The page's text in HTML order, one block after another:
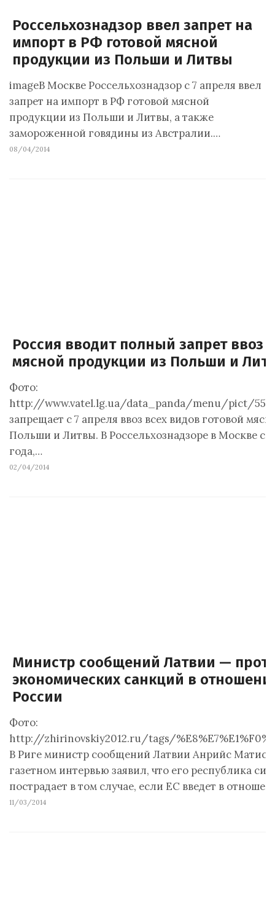
Россельхознадзор ввел запрет на
импорт в РФ готовой мясной
продукции из Польши и Литвы
imageВ Москве Россельхознадзор с 7 апреля ввел
запрет на импорт в РФ готовой мясной
продукции из Польши и Литвы, а также
замороженной говядины из Австралии.…
08/04/2014
Россия вводит полный запрет ввоз
мясной продукции из Польши и
Фото:
http://www.vatel.lg.ua/data_panda/menu/pict/
запрещает с 7 апреля ввоз всех видов готовой
Польши и Литвы. В Россельхознадзоре в Москве
года,…
02/04/2014
Министр сообщений Латвии —
экономических санкций в
России
Фото:
http://zhirinovskiy2012.ru/tags/
В Риге министр сообщений Латвии Анрийс Матис в
газетном интервью заявил, что его республика
пострадает в том случае, если ЕС введет в
11/03/2014